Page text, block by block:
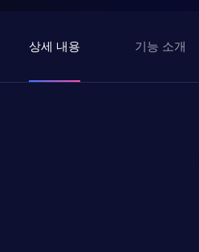
상세 내용 기능 소개